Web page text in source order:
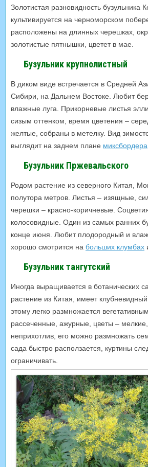
Золотистая разновидность бузульника
культивируется на черноморском
расположены на длинных черешках,
золотистые пятнышки, цветет в мае.
Бузульник крупнолистный
В диком виде встречается в Средней
Сибири, на Дальнем Востоке. Любит
влажные луга. Прикорневые листья
сизым оттенком, время цветения –
желтые, собраны в метелку. Вид
выглядит на заднем плане миксбордера
Бузульник Пржевальского
Родом растение из северного Китая,
полутора метров. Листья – изящные,
черешки – красно-коричневые.
колосовидные. Один из самых ранних
конце июня. Любит плодородный и
хорошо смотрится на больших клумбах
Бузульник тангутский
Иногда выращивается в ботанических
растение из Китая, имеет
этому легко размножается
рассеченные, ажурные, цветы –
неприхотлив, его можно размножать
сада быстро расползается, куртины
ограничивать.